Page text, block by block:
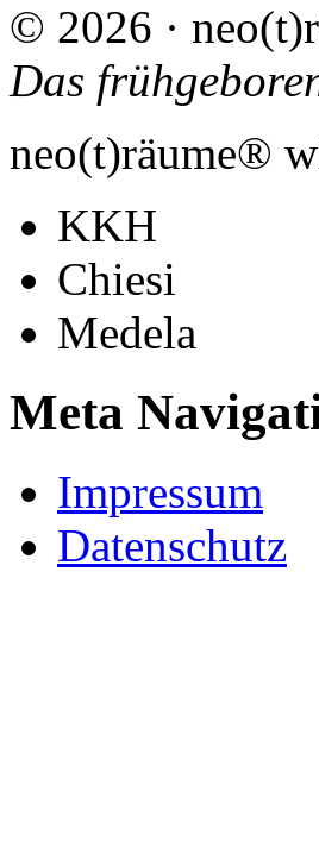
© 2026 ·
Das
neo(t)räume®
KKH
Chiesi
Medela
Meta
Impressum
Datenschutz